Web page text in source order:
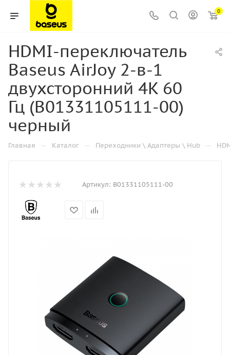
0
HDMI-переключатель
Baseus AirJoy 2-в-1
двухсторонний 4K 60
Гц (B01331105111-00)
черный
Главная — Каталог — Переходники \ Адаптеры \ Hub —
Артикул: B01331105111-00